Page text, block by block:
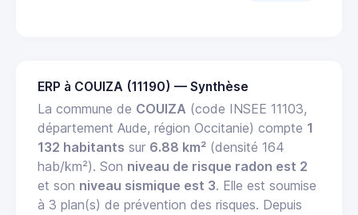
ERP à COUIZA (11190) — Synthèse
La commune de COUIZA (code INSEE 11103,
département Aude, région Occitanie) compte 1
132 habitants sur 6.88 km² (densité 164
hab/km²). Son niveau de risque radon est 2
et son niveau sismique est 3. Elle est soumise
à 3 plan(s) de prévention des risques. Depuis